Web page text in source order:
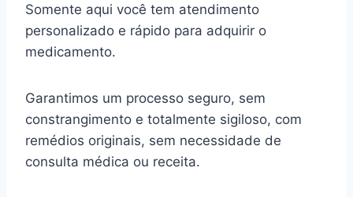
Somente aqui você tem atendimento
personalizado e rápido para adquirir o
medicamento.
Garantimos um processo seguro, sem
constrangimento e totalmente sigiloso, com
remédios originais, sem necessidade de
consulta médica ou receita.